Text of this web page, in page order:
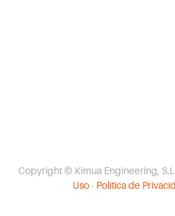
Copyright © Kimua Engineering,
Uso- Política de